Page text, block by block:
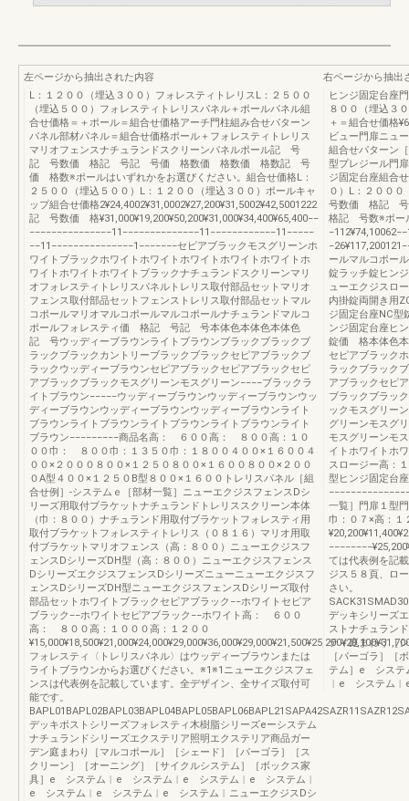
左ページから抽出された内容
L：１２００（埋込３００）フォレスティトレリスL：２５００
（埋込５００）フォレスティトレリスパネル＋ポールパネル組
合せ価格＝＋ポール＝組合せ価格アーチ門柱組み合せパターン
パネル部材パネル＝組合せ価格ポール＋フォレスティトレリス
マリオフェンスナチュランドスクリーンパネルポール記 号
記 号数価 格記 号記 号価 格数価 格数価 格数記 号
価 格数※ポールはいずれかをお選びください。組合せ価格L：
２５００（埋込５００）L：１２００（埋込３００）ポールキャ
ップ組合せ価格2¥24,4002¥31,0002¥27,200¥31,5002¥42,5001222
記 号数価 格¥31,000¥19,200¥50,200¥31,000¥34,400¥65,400−−
−−−−−−−−−−−−−−−11−−−−−−−−−−−−−−11−−−−−−−−−−−−11−−−−−
−−11−−−−−−−−−−−−−−−1−−−−−−−セピアブラックモスグリーンホ
ワイトブラックホワイトホワイトホワイトホワイトホワイトホ
ワイトホワイトホワイトブラックナチュランドスクリーンマリ
オフォレスティトレリスパネルトレリス取付部品セットマリオ
フェンス取付部品セットフェンストレリス取付部品セットマル
コポールマリオマルコポールマルコポールナチュランドマルコ
ポールフォレスティ価 格記 号記 号本体色本体色本体色
記 号ウッディーブラウンライトブラウンブラックブラックブ
ラックブラックカントリーブラックブラックセピアブラックブ
ラックウッディーブラウンセピアブラックセピアブラックセピ
アブラックブラックモスグリーンモスグリーン−−−−ブラックラ
イトブラウン−−−−−ウッディーブラウンウッディーブラウンウッ
ディーブラウンウッディーブラウンウッディーブラウンライト
ブラウンライトブラウンライトブラウンライトブラウンライト
ブラウン−−−−−−−−−商品名高： ６００高： ８００高：１０
００巾： ８００巾：１３５０巾：１８００４００×１６００４
００×２０００８００×１２５０８００×１６００８００×２００
０A型４００×１２５０B型８００×１６００トレリスパネル［組
合せ例］-システムｅ［部材一覧］ニューエクジスフェンスDシ
リーズ用取付ブラケットナチュランドトレリススクリーン本体
（巾：８００）ナチュランド用取付ブラケットフォレスティ用
取付ブラケットフォレスティトレリス（０８１６）マリオ用取
付ブラケットマリオフェンス（高：８００）ニューエクジスフ
ェンスDシリーズDH型（高：８００）ニューエクジスフェンス
DシリーズエクジスフェンスDシリーズニューニューエクジスフ
ェンスDシリーズDH型ニューエクジスフェンスDシリーズ取付
部品セットホワイトブラックセピアブラック−−ホワイトセピア
ブラック−−ホワイトセピアブラック−−ホワイト高： ６００
高： ８００高：１０００高：１２００
フォレスティ〈トレリスパネル〉はウッディーブラウンまたは
ライトブラウンからお選びください。※1※1ニューエクジスフェ
ンスは代表例を記載しています。全デザイン、全サイズ取付可
能です。
デッキポストシリーズフォレスティ木樹脂シリーズeーシステム
ナチュランドシリーズエクステリア照明エクステリア商品ガー
デン庭まわり［マルコポール］［シェード］［パーゴラ］［ス
クリーン］［オーニング］［サイクルシステム］［ボックス家
具］e システム︱e システム︱e システム︱e システム︱
e システム︱e システム︱e システム︱ニューエクジスDシ
右ページから抽出
ヒンジ固定台座
８００（埋込３
＋＝組合せ価格
ビュー門扉ニュ
組合せパターン
型プレジール門
ジ固定台座組合
０）L：２００
号数価 格記
格記 号数※ポー
ールマルコポー
錠ラッチ錠ヒン
ューエクジスロ
内掛錠両開き用
ジ固定台座NC型
ンジ固定台座ヒ
錠価 格本体色
セピアブラック
ラックブラック
アブラックセピ
ブラックブラッ
ックモスグリー
グリーンモスグ
モスグリーンモ
イトホワイトホ
スロージー高：
型ヒンジ固定台
一覧］門扉１型
巾：０７×高：１
ては代表例を記
ジス５８頁、ロ
さい。
デッキシリーズ
ストナチュラン
ティ庭まわり［
［パーゴラ］［
テム］e シス
︱e システム